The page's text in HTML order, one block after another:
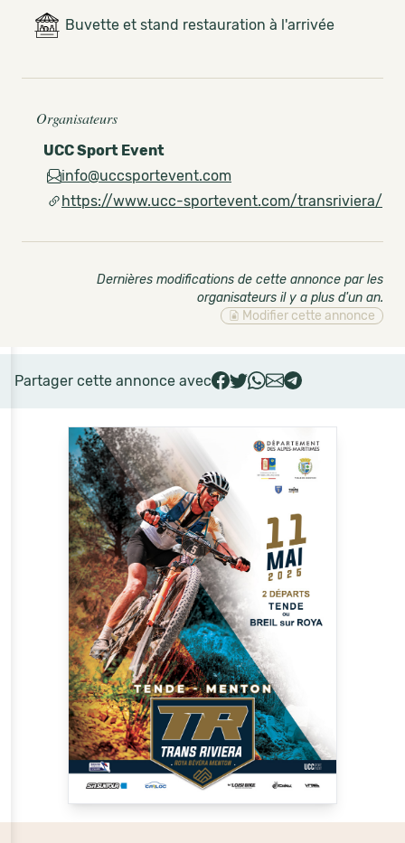
Buvette et stand restauration à l'arrivée
Organisateurs
UCC Sport Event
info@uccsportevent.com
https://www.ucc-sportevent.com/transriviera/
Dernières modifications de cette annonce par les
organisateurs il y a plus d'un an.
Modifier cette annonce
Partager cette annonce avec